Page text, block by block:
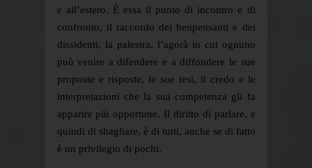
e all’estero. È essa il punto di incontro e di
confronto, il raccordo dei benpensanti e dei
dissidenti, la palestra, l’agorà in cui ognuno
può venire a difendere e a diffondere le sue
proposte e risposte, le sue tesi, il credo e le
interpretazioni che la sua competenza gli fa
apparire più opportune. Il diritto di parlare, e
quindi di sbagliare, è di tutti, anche se di fatto
è un privilegio di pochi.